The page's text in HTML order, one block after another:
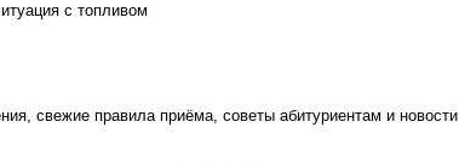
с топливом
свежие правила приёма, советы абитуриентам и новости